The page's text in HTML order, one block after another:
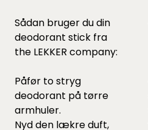
Sådan bruger du din
deodorant stick fra
the LEKKER company:
Påfør to stryg
deodorant på tørre
armhuler.
Nyd den lækre duft,